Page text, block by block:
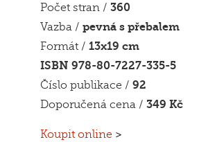
Počet stran / 360
Vazba / pevná s přebalem
Formát / 13x19 cm
ISBN 978-80-7227-335-5
Číslo publikace / 92
Doporučená cena / 349 Kč
Koupit online >